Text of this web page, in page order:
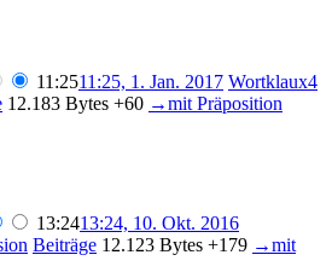
11:2511:25, 1. Jan. 2017 Wortklaux4
12.183 Bytes +60 →mit Präposition
13:2413:24, 10. Okt. 2016
Beiträge 12.123 Bytes +179 →mit